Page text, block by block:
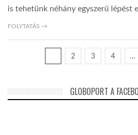
is tehetünk néhány egyszerű lépést
FOLYTATÁS →
2 3 4 …
GLOBOPORT A